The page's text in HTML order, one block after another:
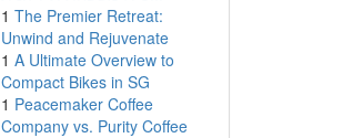
1 The Premier Retreat:
Unwind and Rejuvenate
1 A Ultimate Overview to
Compact Bikes in SG
1 Peacemaker Coffee
Company vs. Purity Coffee